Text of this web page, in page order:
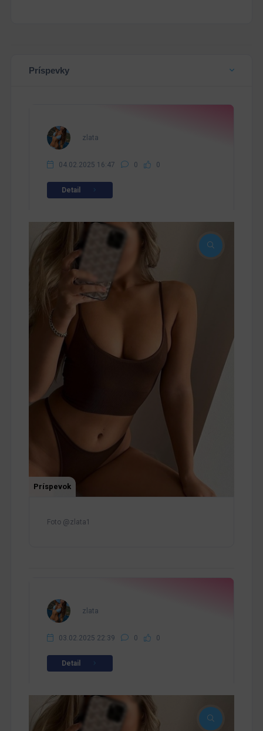
Príspevky
zlata
04.02.2025 16:47 0 0
Detail
Príspevok
Foto @zlata1
zlata
03.02.2025 22:39 0 0
Detail